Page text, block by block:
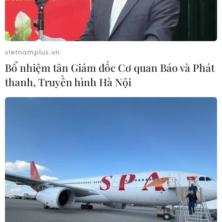
đình xung quanh.
Lực lượng chữa cháy vận chuyển tài sản còn lại ra ngoài. (Ảnh:
Tuấn Anh/TTXVN)
Sáng 23/10, trên đường 10/3, đoạn qua xã Cư
Êbur, thành phố Buôn Ma Thuột, Đắk Lắk xảy ra
vietnamplus.vn
Bổ nhiệm tân Giám đốc Cơ quan Báo và Phát
thanh, Truyền hình Hà Nội